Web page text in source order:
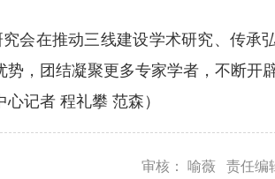
会在推动三线建设学术研究、传承
，团结凝聚更多专家学者，不断开
记者 程礼攀 范森）
审核： 喻薇 责任编